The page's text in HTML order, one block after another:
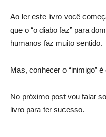
Ao ler este livro você
que o “o diabo faz” para
humanos faz muito sentido.
Mas, conhecer o “inimigo”
No próximo post vou falar
livro para ter sucesso.